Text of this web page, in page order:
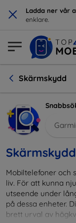
× Ladda ner vår
enklare.
Skärmskydd
Skärmskydd
Mobiltelefoner och
liv. För att kunna
utseende under
på dessa enheter.
brett urval av